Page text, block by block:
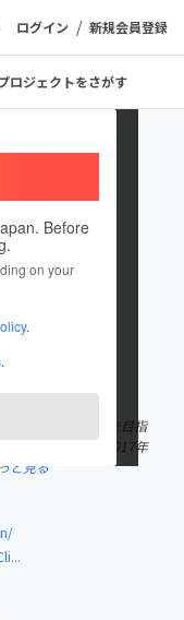
ログイン / 新規会員登録
ロジェクトをさがす
Before
on your
.
.
稿しています
のラクロス普及」を目指
したOGを中心に2017年
と見る